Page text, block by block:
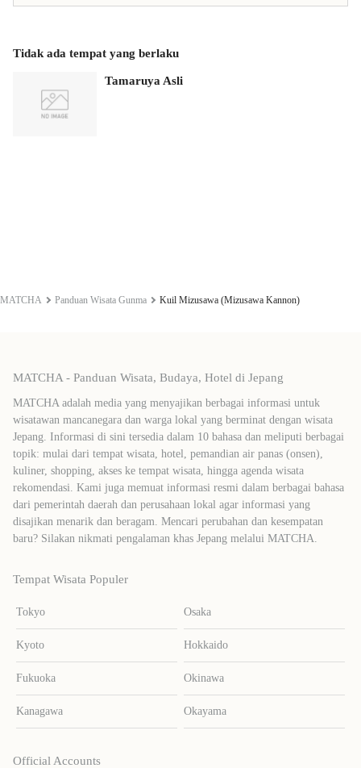
Tidak ada tempat yang berlaku
Tamaruya Asli
MATCHA Panduan Wisata Gunma Kuil Mizusawa (Mizusawa Kannon)
MATCHA - Panduan Wisata, Budaya, Hotel di Jepang
MATCHA adalah media yang menyajikan berbagai informasi untuk
wisatawan mancanegara dan warga lokal yang berminat dengan wisata
Jepang. Informasi di sini tersedia dalam 10 bahasa dan meliputi berbagai
topik: mulai dari tempat wisata, hotel, pemandian air panas (onsen),
kuliner, shopping, akses ke tempat wisata, hingga agenda wisata
rekomendasi. Kami juga memuat informasi resmi dalam berbagai bahasa
dari pemerintah daerah dan perusahaan lokal agar informasi yang
disajikan menarik dan beragam. Mencari perubahan dan kesempatan
baru? Silakan nikmati pengalaman khas Jepang melalui MATCHA.
Tempat Wisata Populer
Tokyo Osaka
Kyoto Hokkaido
Fukuoka Okinawa
Kanagawa Okayama
Official Accounts